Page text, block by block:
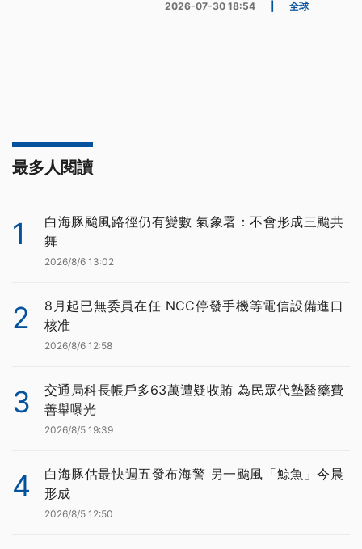
2026-07-30 18:54 全球
最多人閱讀
1
白海豚颱風路徑仍有變數 氣象署：不會形成三颱共
舞
2026/8/6 13:02
2
8月起已無委員在任 NCC停發手機等電信設備進口
核准
2026/8/6 12:58
3
交通局科長帳戶多63萬遭疑收賄 為民眾代墊醫藥費
善舉曝光
2026/8/5 19:39
4
白海豚估最快週五發布海警 另一颱風「鯨魚」今晨
形成
2026/8/5 12:50